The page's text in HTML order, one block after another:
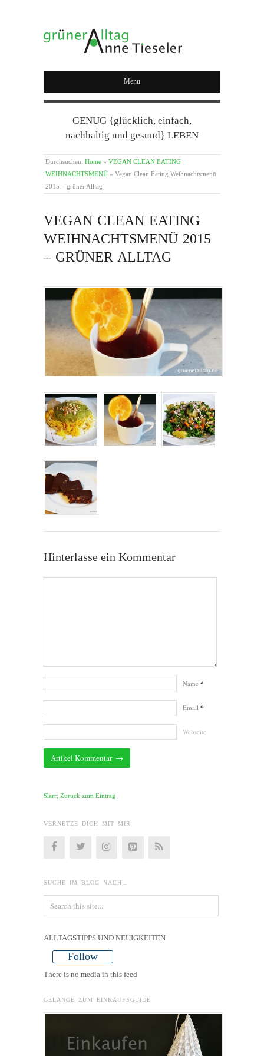
GRÜNER ALLTAG
Menu
GENUG {glücklich, einfach,
nachhaltig und gesund} LEBEN
Durchsuchen: Home » VEGAN CLEAN EATING
WEIHNACHTSMENÜ » Vegan Clean Eating Weihnachtsmenü
2015 – grüner Alltag
VEGAN CLEAN EATING
WEIHNACHTSMENÜ 2015
– GRÜNER ALLTAG
Hinterlasse ein Kommentar
Name *
Email *
Webseite
$larr; Zurück zum Eintrag
VERNETZE DICH MIT MIR
SUCHE IM BLOG NACH…
ALLTAGSTIPPS UND NEUIGKEITEN
Follow
There is no media in this feed
GELANGE ZUM EINKAUFSGUIDE